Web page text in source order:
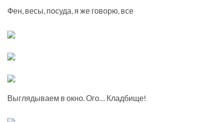
Фен, весы, посуда, я же говорю, все
Выглядываем в окно. Ого… Кладбище!